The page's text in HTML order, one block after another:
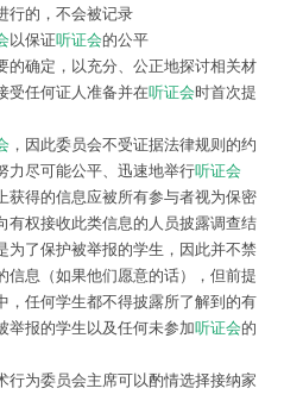
行的，不会被记录
以保证听证会的公平
的确定，以充分、公正地探讨相关材
受任何证人准备并在听证会时首次提
，因此委员会不受证据法律规则的约
力尽可能公平、迅速地举行听证会
获得的信息应被所有参与者视为保密
有权接收此类信息的人员披露调查结
为了保护被举报的学生，因此并不禁
信息（如果他们愿意的话），但前提
，任何学生都不得披露所了解到的有
举报的学生以及任何未参加听证会的
行为委员会主席可以酌情选择接纳家